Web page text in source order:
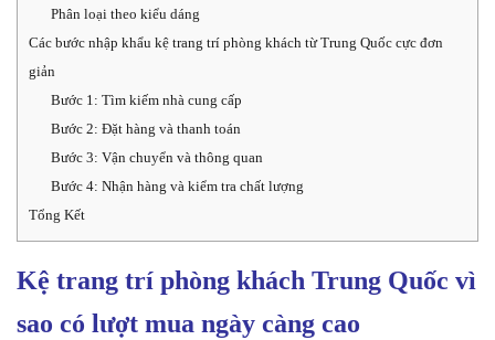
Phân loại theo kiểu dáng
Các bước nhập khẩu kệ trang trí phòng khách từ Trung Quốc cực đơn
giản
Bước 1: Tìm kiếm nhà cung cấp
Bước 2: Đặt hàng và thanh toán
Bước 3: Vận chuyển và thông quan
Bước 4: Nhận hàng và kiểm tra chất lượng
Tổng Kết
Kệ trang trí phòng khách Trung Quốc vì
sao có lượt mua ngày càng cao